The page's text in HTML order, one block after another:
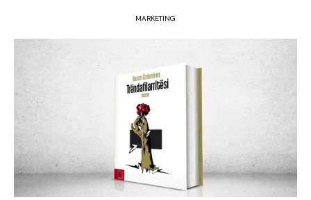
MARKETING